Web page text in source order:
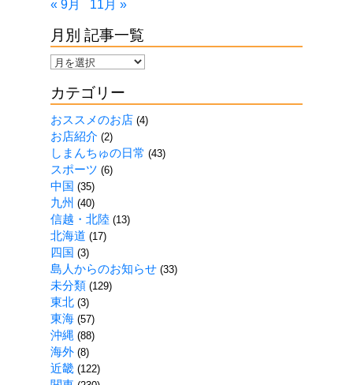
« 9月 11月 »
月別 記事一覧
月
記
事
一
覧
カテゴリー
おススメのお店(4)
お店紹介 (2)
しまんちゅの日常 (43)
スポーツ (6)
中国 (35)
九州 (40)
信越・北陸(13)
北海道 (17)
四国 (3)
島人からのお知らせ(33)
未分類(129)
東北(3)
東海(57)
沖縄 (88)
海外(8)
近畿(122)